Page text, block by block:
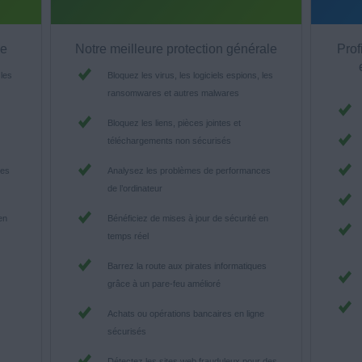
Notre meilleure protection générale
Bloquez les virus, les logiciels espions, les
ransomwares et autres malwares
Bloquez les liens, pièces jointes et
téléchargements non sécurisés
Analysez les problèmes de performances
de l’ordinateur
Bénéficiez de mises à jour de sécurité en
temps réel
Barrez la route aux pirates informatiques
grâce à un pare-feu amélioré
Achats ou opérations bancaires en ligne
sécurisés